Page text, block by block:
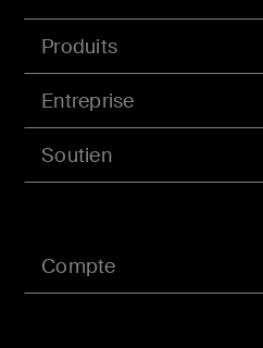
Compte
Produits
Entreprise
Soutien